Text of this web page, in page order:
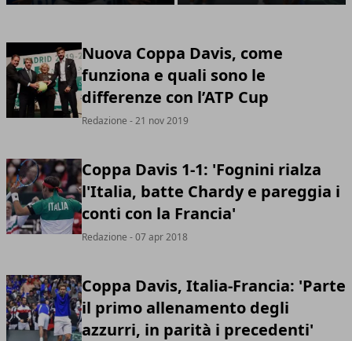
Nuova Coppa Davis, come
funziona e quali sono le
differenze con l’ATP Cup
Redazione - 21 nov 2019
Coppa Davis 1-1: 'Fognini rialza
l'Italia, batte Chardy e pareggia i
conti con la Francia'
Redazione - 07 apr 2018
Coppa Davis, Italia-Francia: 'Parte
il primo allenamento degli
azzurri, in parità i precedenti'